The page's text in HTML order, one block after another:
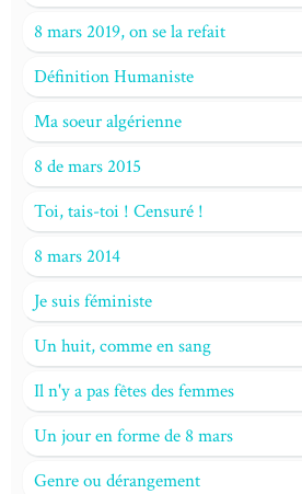
8 mars 2019, on se la refait
Définition Humaniste
Ma soeur algérienne
8 de mars 2015
Toi, tais-toi ! Censuré !
8 mars 2014
Je suis féministe
Un huit, comme en sang
Il n'y a pas fêtes des femmes
Un jour en forme de 8 mars
Genre ou dérangement